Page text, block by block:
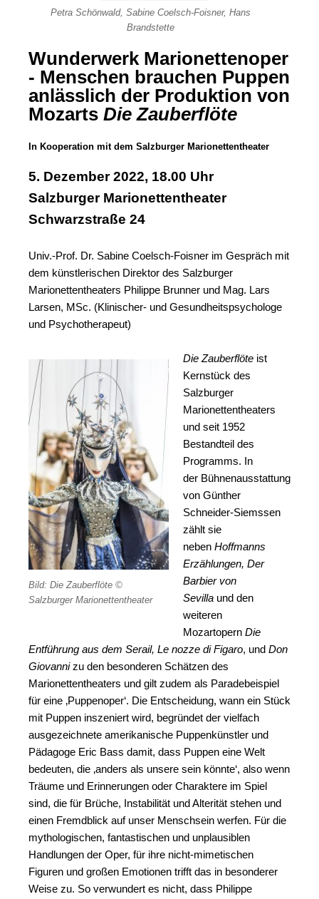
Petra Schönwald, Sabine Coelsch-Foisner, Hans
Brandstette
Wunderwerk Marionettenoper
- Menschen brauchen Puppen
anlässlich der Produktion von
Mozarts Die Zauberflöte
In Kooperation mit dem Salzburger Marionettentheater
5. Dezember 2022, 18.00 Uhr
Salzburger Marionettentheater
Schwarzstraße 24
Univ.-Prof. Dr. Sabine Coelsch-Foisner im Gespräch mit
dem künstlerischen Direktor des Salzburger
Marionettentheaters Philippe Brunner und Mag. Lars
Larsen, MSc. (Klinischer- und Gesundheitspsychologe
und Psychotherapeut)
Bild: Die Zauberflöte ©
Salzburger Marionettentheater
Die Zauberflöte ist
Kernstück des
Salzburger
Marionettentheaters
und seit 1952
Bestandteil des
Programms. In
der Bühnenausstattung
von Günther
Schneider-Siemssen
zählt sie
neben Hoffmanns
Erzählungen, Der
Barbier von
Sevilla und den
weiteren
Mozartopern Die
Entführung aus dem Serail, Le nozze di Figaro, und Don
Giovannizu den besonderen Schätzen des
Marionettentheaters und gilt zudem als Paradebeispiel
für eine ‚Puppenoper‘. Die Entscheidung, wann ein Stück
mit Puppen inszeniert wird, begründet der vielfach
ausgezeichnete amerikanische Puppenkünstler und
Pädagoge Eric Bass damit, dass Puppen eine Welt
bedeuten, die ‚anders als unsere sein könnte‘, also wenn
Träume und Erinnerungen oder Charaktere im Spiel
sind, die für Brüche, Instabilität und Alterität stehen und
einen Fremdblick auf unser Menschsein werfen. Für die
mythologischen, fantastischen und unplausiblen
Handlungen der Oper, für ihre nicht-mimetischen
Figuren und großen Emotionen trifft das in besonderer
Weise zu. So verwundert es nicht, dass Philippe